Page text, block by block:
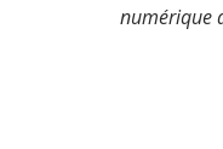
numérique